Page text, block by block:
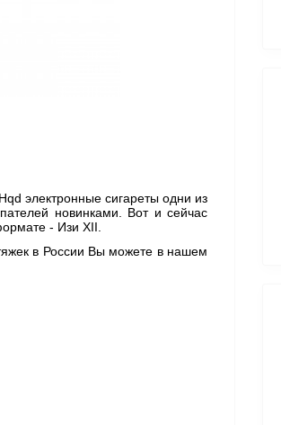
электронные сигареты одни из
новинками. Вот и сейчас
- Изи XII.
в России Вы можете в нашем